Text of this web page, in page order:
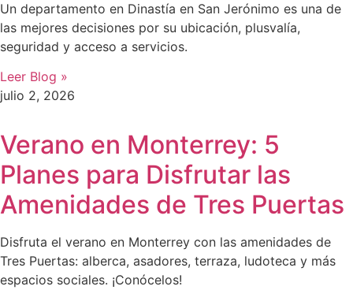
Un departamento en Dinastía en San Jerónimo es una de
las mejores decisiones por su ubicación, plusvalía,
seguridad y acceso a servicios.
Leer Blog »
julio 2, 2026
Verano en Monterrey: 5
Planes para Disfrutar las
Amenidades de Tres Puertas
Disfruta el verano en Monterrey con las amenidades de
Tres Puertas: alberca, asadores, terraza, ludoteca y más
espacios sociales. ¡Conócelos!